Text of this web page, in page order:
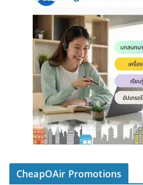
CheapOAir Promotions